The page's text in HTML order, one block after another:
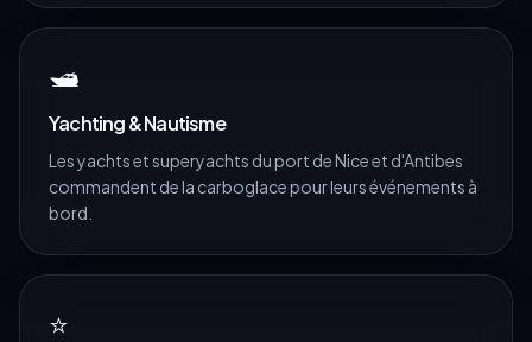
🛥️
Yachting & Nautisme
Les yachts et superyachts du port de Nice et d'Antibes
commandent de la carboglace pour leurs événements à
bord.
⭐